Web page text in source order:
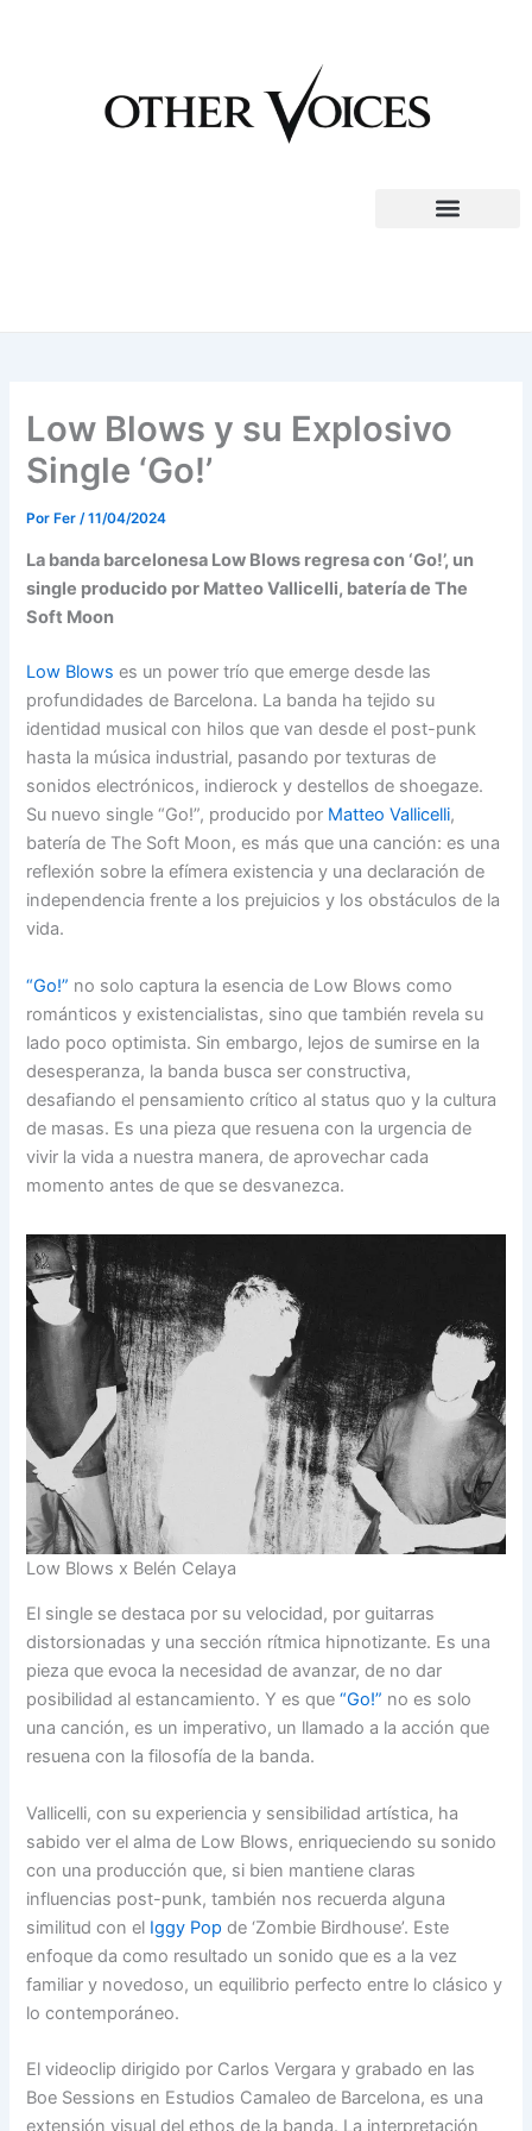
Low Blows y su Explosivo
Single ‘Go!’
PorFer/11/04/2024
La banda barcelonesa Low Blows regresa con ‘Go!’, un
single producido por Matteo Vallicelli, batería de The
Soft Moon
Low Blows es un power trío que emerge desde las
profundidades de Barcelona. La banda ha tejido su
identidad musical con hilos que van desde el post-punk
hasta la música industrial, pasando por texturas de
sonidos electrónicos, indierock y destellos de shoegaze.
Su nuevo single “Go!”, producido por Matteo Vallicelli,
batería de The Soft Moon, es más que una canción: es una
reflexión sobre la efímera existencia y una declaración de
independencia frente a los prejuicios y los obstáculos de la
vida.
“Go!” no solo captura la esencia de Low Blows como
románticos y existencialistas, sino que también revela su
lado poco optimista. Sin embargo, lejos de sumirse en la
desesperanza, la banda busca ser constructiva,
desafiando el pensamiento crítico al status quo y la cultura
de masas. Es una pieza que resuena con la urgencia de
vivir la vida a nuestra manera, de aprovechar cada
momento antes de que se desvanezca.
Low Blows x Belén Celaya
El single se destaca por su velocidad, por guitarras
distorsionadas y una sección rítmica hipnotizante. Es una
pieza que evoca la necesidad de avanzar, de no dar
posibilidad al estancamiento. Y es que“Go!” no es solo
una canción, es un imperativo, un llamado a la acción que
resuena con la filosofía de la banda.
Vallicelli, con su experiencia y sensibilidad artística, ha
sabido ver el alma de Low Blows, enriqueciendo su sonido
con una producción que, si bien mantiene claras
influencias post-punk, también nos recuerda alguna
similitud con el Iggy Pop de ‘Zombie Birdhouse’. Este
enfoque da como resultado un sonido que es a la vez
familiar y novedoso, un equilibrio perfecto entre lo clásico y
lo contemporáneo.
El videoclip dirigido por Carlos Vergara y grabado en las
Boe Sessions en Estudios Camaleo de Barcelona, es una
extensión visual del ethos de la banda. La interpretación